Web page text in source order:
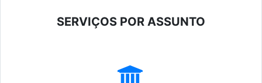
SERVIÇOS POR ASSUNTO